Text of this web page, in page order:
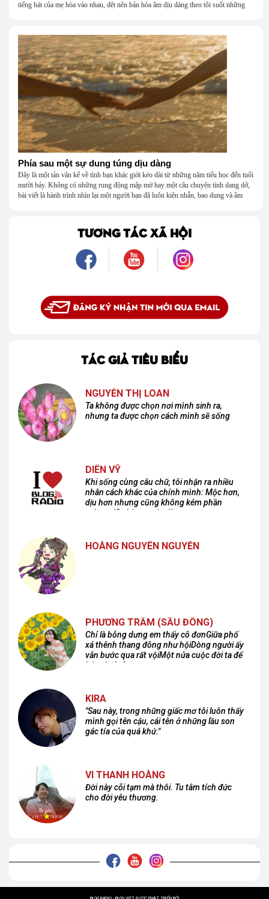
tiếng hát của mẹ hòa vào nhau, dệt nên bản hòa âm dịu dàng theo tôi suốt những
Phía sau một sự dung túng dịu dàng
Đây là một tản văn kể về tình bạn khác giới kéo dài từ những năm tiểu học đến tuổi
mười bảy. Không có những rung động mập mờ hay một câu chuyện tình dang dở,
bài viết là hành trình nhìn lại một người bạn đã luôn kiên nhẫn, bao dung và âm
là một mối tình, mà là một người luôn cho tôi quyền được là chính mình.
TƯƠNG TÁC XÃ HỘI
TÁC GIẢ TIÊU BIỂU
NGUYỄN THỊ LOAN
Ta không được chọn nơi mình sinh ra,
nhưng ta được chọn cách mình sẽ sống
DIÊN VỸ
Khi sống cùng câu chữ, tôi nhận ra nhiều
nhân cách khác của chính mình: Mộc hơn,
dịu hơn nhưng cũng không kém phần
cuồng dã và hoang hoải...
HOÀNG NGUYÊN NGUYỄN
PHƯƠNG TRÂM (SẦU ĐÔNG)
Chỉ là bỗng dưng em thấy cô đơnGiữa phố
xá thênh thang đông như hộiDòng người ấy
vẫn bước qua rất vộiMột nửa cuộc đời ta để
lại nơi đâu?
KIRA
"Sau này, trong những giấc mơ tôi luôn thấy
mình gọi tên cậu, cái tên ở những lầu son
gác tía của quá khứ."
VI THANH HOÀNG
Đời này cõi tạm mà thôi. Tu tâm tích đức
cho đời yêu thương.